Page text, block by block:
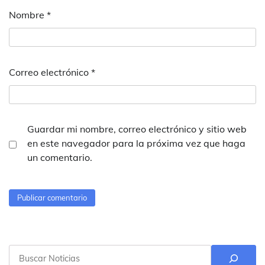
Nombre *
Correo electrónico *
Guardar mi nombre, correo electrónico y sitio web
en este navegador para la próxima vez que haga
un comentario.